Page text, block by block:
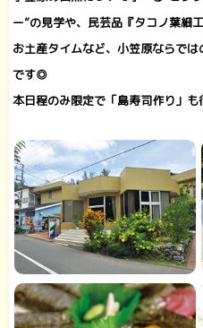
ー”の見学や、民芸品『タコノ葉細
お土産タイムなど、小笠原ならで
です◎
本日程のみ限定で「島寿司作り」